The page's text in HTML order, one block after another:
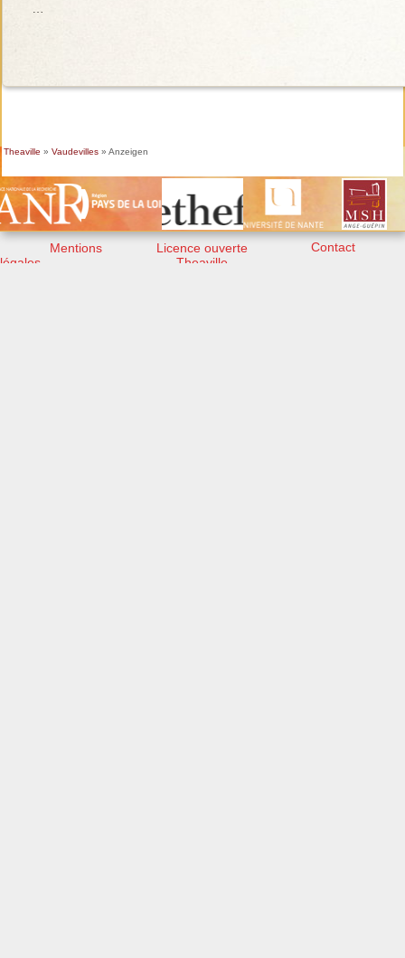
…
Theaville » Vaudevilles» Anzeigen
Mentions
légales
Licence ouverte
Theaville
Contact